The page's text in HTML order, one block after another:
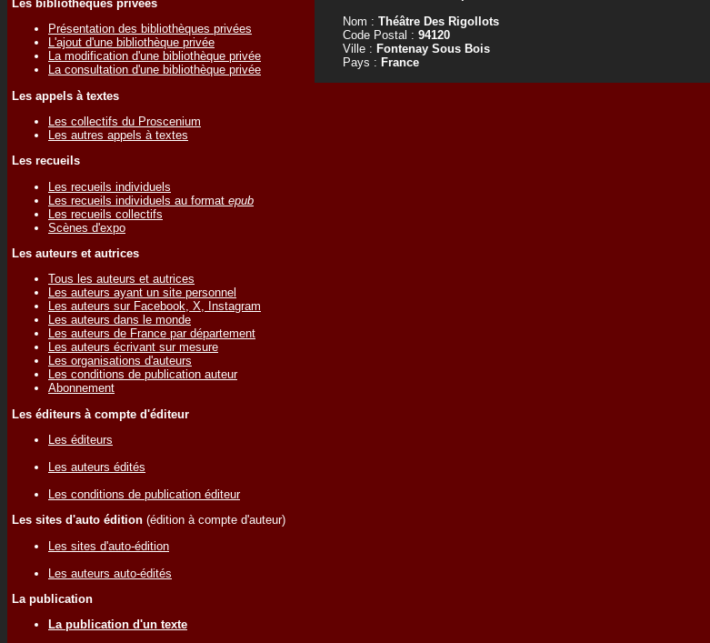
Les bibliothèques privées
Présentation des bibliothèques privées
L'ajout d'une bibliothèque privée
La modification d'une bibliothèque privée
La consultation d'une bibliothèque privée
Les appels à textes
Les collectifs du Proscenium
Les autres appels à textes
Les recueils
Les recueils individuels
Les recueils individuels au format epub
Les recueils collectifs
Scènes d'expo
Les auteurs et autrices
Tous les auteurs et autrices
Les auteurs ayant un site personnel
Les auteurs sur Facebook, X, Instagram
Les auteurs dans le monde
Les auteurs de France par département
Les auteurs écrivant sur mesure
Les organisations d'auteurs
Les conditions de publication auteur
Abonnement
Les éditeurs à compte d'éditeur
Les éditeurs
Les auteurs édités
Les conditions de publication éditeur
Les sites d'auto édition (édition à compte d'auteur)
Les sites d'auto-édition
Les auteurs auto-édités
La publication
La publication d'un texte
Nom : Théâtre Des Rigollots
Code Postal : 94120
Ville : Fontenay Sous Bois
Pays : France